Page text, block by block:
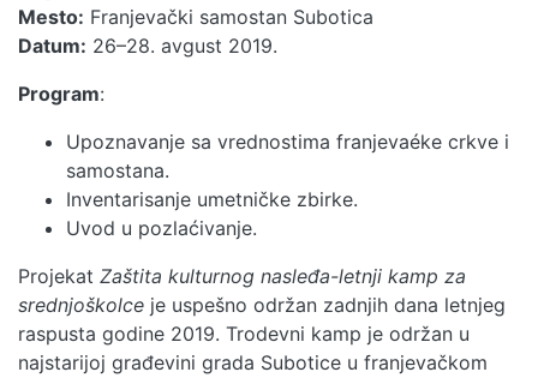
Mesto: Franjevački samostan Subotica
Datum: 26–28. avgust 2019.
Program:
Upoznavanje sa vrednostima franjevaéke crkve i
samostana.
Inventarisanje umetničke zbirke.
Uvod u pozlaćivanje.
Projekat Zaštita kulturnog nasleđa-letnji kamp za
srednjoškolce je uspešno održan zadnjih dana letnjeg
raspusta godine 2019. Trodevni kamp je održan u
najstarijoj građevini grada Subotice u franjevačkom